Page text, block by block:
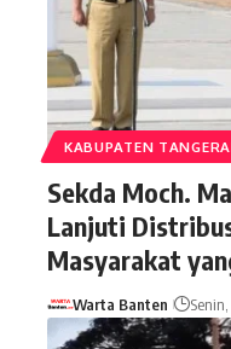
KABUPATEN
Sekda Moch.
Lanjuti
Masyarakat
Warta Banten